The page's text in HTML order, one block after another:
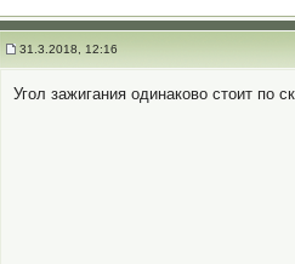
31.3.2018, 12:16
Угол зажигания одинаково стоит по